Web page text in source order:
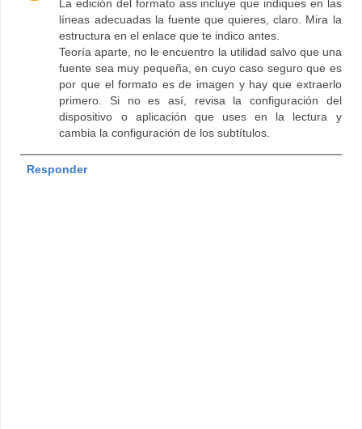
La edición del formato ass incluye que indiques en las
líneas adecuadas la fuente que quieres, claro. Mira la
estructura en el enlace que te indico antes.
Teoría aparte, no le encuentro la utilidad salvo que una
fuente sea muy pequeña, en cuyo caso seguro que es
por que el formato es de imagen y hay que extraerlo
primero. Si no es así, revisa la configuración del
dispositivo o aplicación que uses en la lectura y
cambia la configuración de los subtítulos.
Responder